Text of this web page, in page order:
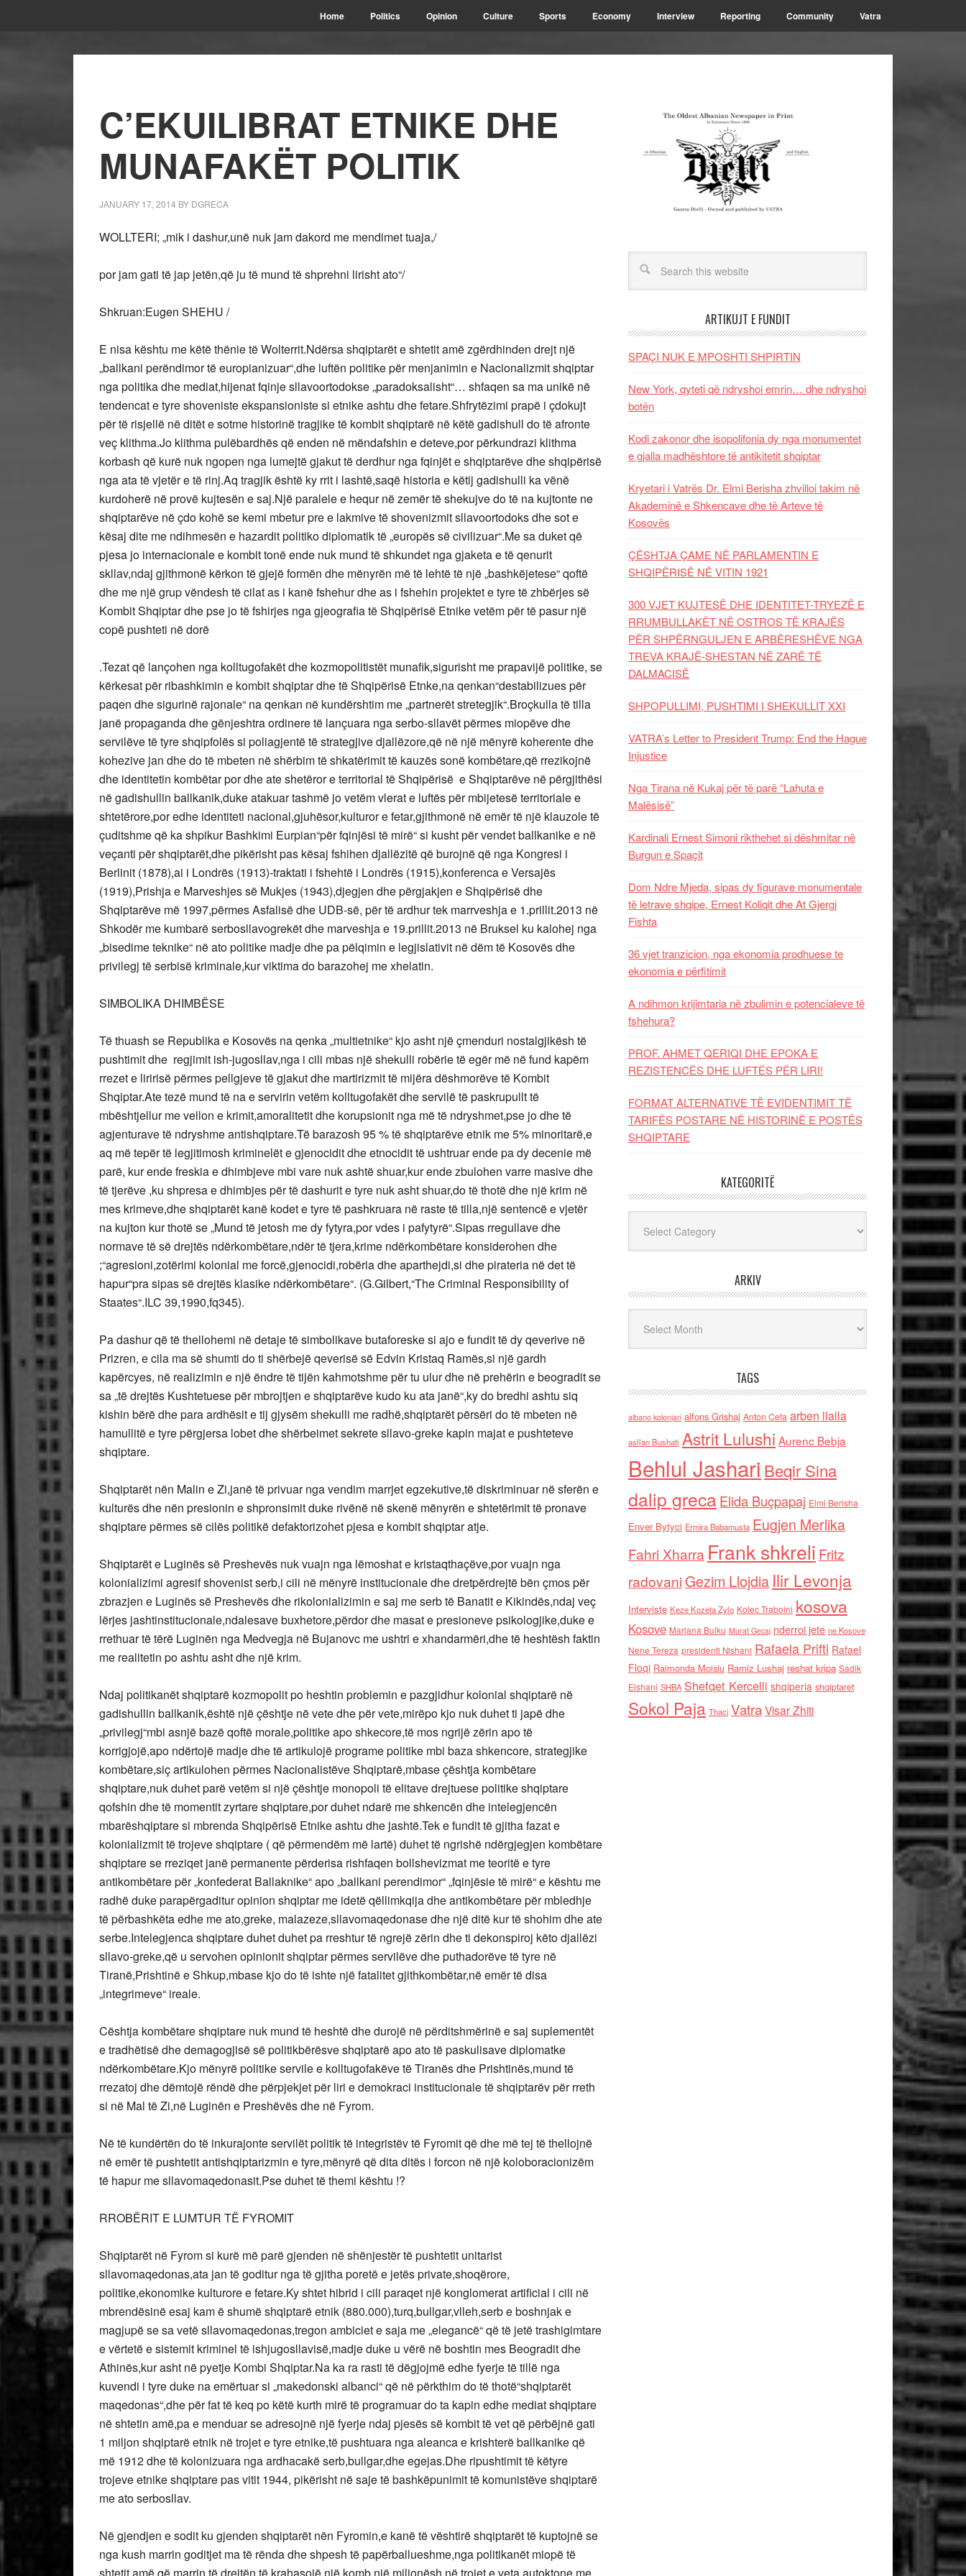
Home Politics Opinion Culture Sports Economy Interview Reporting Community Vatra
C’EKUILIBRAT ETNIKE DHE
MUNAFAKËT POLITIK
JANUARY 17, 2014 BY DGRECA
WOLLTERI; „mik i dashur,unë nuk jam dakord me mendimet tuaja,/
por jam gati të jap jetën,që ju të mund të shprehni lirisht ato“/
Shkruan:Eugen SHEHU /
E nisa kështu me këtë thënie të Wolterrit.Ndërsa shqiptarët e shtetit amë zgërdhinden drejt një
„ballkani perëndimor të europianizuar“,dhe luftën politike për menjanimin e Nacionalizmit shqiptar
nga politika dhe mediat,hijenat fqinje sllavoortodokse „paradoksalisht“… shfaqen sa ma unikë në
tendencat e tyre shoveniste ekspansioniste si etnike ashtu dhe fetare.Shfrytëzimi prapë i çdokujt
për të risjellë në ditët e sotme historinë tragjike të kombit shqiptarë në këtë gadishull do të afronte
veç klithma.Jo klithma pulëbardhës që enden në mëndafshin e deteve,por përkundrazi klithma
korbash që kurë nuk ngopen nga lumejtë gjakut të derdhur nga fqinjët e shqiptarëve dhe shqipërisë
nga ata të vjetër e të rinj.Aq tragjik është ky rrit i lashtë,saqë historia e këtij gadishulli ka vënë
kurdoherë në provë kujtesën e saj.Një paralele e hequr në zemër të shekujve do të na kujtonte ne
shqiptarëve në çdo kohë se kemi mbetur pre e lakmive të shovenizmit sllavoortodoks dhe sot e
kësaj dite me ndihmesën e hazardit politiko diplomatik të „europës së civilizuar“.Me sa duket që
pjesa jo internacionale e kombit tonë ende nuk mund të shkundet nga gjaketa e të qenurit
skllav,ndaj gjithmonë kërkon të gjejë formën dhe mënyrën më të lehtë të një „bashkëjetese“ qoftë
dhe me një grup vëndesh të cilat as i kanë fshehur dhe as i fshehin projektet e tyre të zhbërjes së
Kombit Shqiptar dhe pse jo të fshirjes nga gjeografia të Shqipërisë Etnike vetëm për të pasur një
copë pushteti në dorë
.Tezat që lançohen nga kolltugofakët dhe kozmopolitistët munafik,sigurisht me prapavijë politike, se
kërkesat për ribashkimin e kombit shqiptar dhe të Shqipërisë Etnke,na qenkan“destabilizues për
paqen dhe sigurinë rajonale“ na qenkan në kundërshtim me „partnerët stretegjik“.Broçkulla të tilla
janë propaganda dhe gënjeshtra ordinere të lançuara nga serbo-sllavët përmes miopëve dhe
servilëve të tyre shqipfolës si poliagjentë të strategjive djallëzore,që në një mënyrë koherente dhe
kohezive jan dhe do të mbeten në shërbim të shkatërimit të kauzës sonë kombëtare,që rrezikojnë
dhe identitetin kombëtar por dhe ate shetëror e territorial të Shqipërisë e Shqiptarëve në përgjithësi
në gadishullin ballkanik,duke atakuar tashmë jo vetëm vlerat e luftës për mbijetesë territoriale e
shtetërore,por edhe identiteti nacional,gjuhësor,kulturor e fetar,gjithmonë në emër të një klauzole të
çuditshme që ka shpikur Bashkimi Eurpian“për fqinjësi të mirë“ si kusht për vendet ballkanike e në
veçanti për shqiptarët,dhe pikërisht pas kësaj fshihen djallëzitë që burojnë që nga Kongresi i
Berlinit (1878),ai i Londrës (1913)-traktati i fshehtë i Londrës (1915),konferenca e Versajës
(1919),Prishja e Marveshjes së Mukjes (1943),djegjen dhe përgjakjen e Shqipërisë dhe
Shqiptarëve më 1997,përmes Asfalisë dhe UDB-së, për të ardhur tek marrveshja e 1.prillit.2013 në
Shkodër me kumbarë serbosllavogrekët dhe marveshja e 19.prillit.2013 në Bruksel ku kalohej nga
„bisedime teknike“ në ato politike madje dhe pa pëlqimin e legjislativit në dëm të Kosovës dhe
privilegj të serbisë kriminale,kur viktima do barazohej me xhelatin.
SIMBOLIKA DHIMBËSE
Të thuash se Republika e Kosovës na qenka „multietnike“ kjo asht një çmenduri nostalgjikësh të
pushtimit dhe regjimit ish-jugosllav,nga i cili mbas një shekulli robërie të egër më në fund kapëm
rrezet e liririsë përmes pellgjeve të gjakut dhe martirizmit të mijëra dëshmorëve të Kombit
Shqiptar.Ate tezë mund të na e servirin vetëm kolltugofakët dhe servilë të paskrupullt të
mbështjellur me vellon e krimit,amoralitetit dhe korupsionit nga më të ndryshmet,pse jo dhe të
agjenturave të ndryshme antishqiptare.Të barazosh 95 % të shqiptarëve etnik me 5% minoritarë,e
aq më tepër të legjitimosh kriminelët e gjenocidit dhe etnocidit të ushtruar ende pa dy decenie më
parë, kur ende freskia e dhimbjeve mbi vare nuk ashtë shuar,kur ende zbulohen varre masive dhe
të tjerëve ,ku shpresa e dhimbjes për të dashurit e tyre nuk asht shuar,do të thotë dhe një krim në
mes krimeve,dhe shqiptarët kanë kodet e tyre të pashkruara në raste të tilla,një sentencë e vjetër
na kujton kur thotë se „Mund të jetosh me dy fytyra,por vdes i pafytyrë“.Sipas rregullave dhe
normave të së drejtës ndërkombëtare,ndër të tjera,krime ndërkombëtare konsiderohen dhe
;“agresioni,zotërimi kolonial me forcë,gjenocidi,robëria dhe aparthejdi,si dhe pirateria në det të
hapur“pra sipas së drejtës klasike ndërkombëtare“. (G.Gilbert,“The Criminal Responsibility of
Staates“.ILC 39,1990,fq345).
Pa dashur që të thellohemi në detaje të simbolikave butaforeske si ajo e fundit të dy qeverive në
Prizren, e cila ma së shumti do ti shërbejë qeverisë së Edvin Kristaq Ramës,si një gardh
kapërcyes, në realizimin e një ëndre të tijën kahmotshme për tu ulur dhe në prehërin e beogradit se
sa „të drejtës Kushtetuese për mbrojtjen e shqiptarëve kudo ku ata janë“,ky do bredhi ashtu siq
kishin bërë dhe para ardhësit e tij gjysëm shekulli me radhë,shqiptarët përsëri do të mbeten në
hamullitë e tyre përgjersa lobet dhe shërbeimet sekrete sllavo-greke kapin majat e pushteteve
shqiptare.
Shqiptarët nën Malin e Zi,janë të privuar nga vendim marrjet egzekutive,të diskriminuar në sferën e
kulturës dhe nën presionin e shpronsimit duke rivënë në skenë mënyrën e shtetërimit të pronave
shqiptare përmes së cilës politikë defaktorizohet pjesa e kombit shqiptar atje.
Shqiptarët e Luginës së Preshevës nuk vuajn nga lëmoshat e kristaqthaçëve,por vuajn nga
kolonializimi agresif shovenist serb,i cili në mënyrë institucionale dhe dretpërdrejtë bën çmos për
zbrazjen e Luginës së Preshevës dhe rikolonializimin e saj me serb të Banatit e Kikindës,ndaj veç
lërjes jashtinstitucionale,ndalesave buxhetore,përdor dhe masat e presioneve psikologjike,duke e
rrethuar të tërë Luginën nga Medvegja në Bujanovc me ushtri e xhandarmëri,dhe të heshtësh faktin
me realitetin po ashtu asht dhe një krim.
Ndaj politikanët shqiptarë kozmopolit po heshtin problemin e pazgjidhur kolonial shqiptarë në
gadishullin ballkanik,është një çështje në vete dhe për vete,mirëpo kjo nuk duhet ti japë dhe
„privilegj“mbi asnjë bazë qoftë morale,politike apo shkecore,të mos ngrijë zërin apo të
korrigjojë,apo ndërtojë madje dhe të artikulojë programe politike mbi baza shkencore, strategjike
kombëtare,siç artikulohen përmes Nacionalistëve Shqiptarë,mbase çështja kombëtare
shqiptare,nuk duhet parë vetëm si një çështje monopoli të elitave drejtuese politike shqiptare
qofshin dhe të momentit zyrtare shqiptare,por duhet ndarë me shkencën dhe intelegjencën
mbarëshqiptare si mbrenda Shqipërisë Etnike ashtu dhe jashtë.Tek e fundit të gjitha fazat e
kolonializmit të trojeve shqiptare ( që përmendëm më lartë) duhet të ngrishë ndërgjegjen kombëtare
shqiptare se rreziqet janë permanente përderisa rishfaqen bollshevizmat me teoritë e tyre
antikombëtare për „konfederat Ballaknike“ apo „ballkani perendimor“ „fqinjësie të mirë“ e kështu me
radhë duke parapërgaditur opinion shqiptar me idetë qëllimkqija dhe antikombëtare për mbledhje
të përbashkëta edhe me ato,greke, malazeze,sllavomaqedonase dhe një ditë kur të shohim dhe ate
serbe.Intelegjenca shqiptare duhet duhet pa rreshtur të ngrejë zërin dhe ti dekonspiroj këto djallëzi
sllavo-greke,që u servohen opinionit shqiptar përmes servilëve dhe puthadorëve të tyre në
Tiranë,Prishtinë e Shkup,mbase kjo do të ishte një fatalitet gjithkombëtar,në emër të disa
„integrimeve“ ireale.
Cështja kombëtare shqiptare nuk mund të heshtë dhe durojë në përditshmërinë e saj suplementët
e tradhëtisë dhe demagogjisë së politikbërësve shqiptarë apo ato të paskulisave diplomatke
ndërkombëtare.Kjo mënyrë politike servile e kolltugofakëve të Tiranës dhe Prishtinës,mund të
rrezatoj dhe dëmtojë rëndë dhe përpjekjet për liri e demokraci institucionale të shqiptarëv për rreth
si në Mal të Zi,në Luginën e Preshëvës dhe në Fyrom.
Në të kundërtën do të inkurajonte servilët politik të integristëv të Fyromit që dhe më tej të thellojnë
në emër të pushtetit antishqiptarizmin e tyre,mënyrë që dita ditës i forcon në një koloboracionizëm
të hapur me sllavomaqedonasit.Pse duhet të themi kështu !?
RROBËRIT E LUMTUR TË FYROMIT
Shqiptarët në Fyrom si kurë më parë gjenden në shënjestër të pushtetit unitarist
sllavomaqedonas,ata jan të goditur nga të gjitha poretë e jetës private,shoqërore,
politike,ekonomike kulturore e fetare.Ky shtet hibrid i cili paraqet një konglomerat artificial i cili në
mbrendësinë esaj kam ë shumë shqiptarë etnik (880.000),turq,bullgar,vlleh,serb e boshnjak e
magjupë se sa vetë sllavomaqedonas,tregon ambiciet e saja me „elegancë“ që të jetë trashigimtare
e vërtetë e sistemit kriminel të ishjugosllavisë,madje duke u vërë në boshtin mes Beogradit dhe
Athinës,kur asht në pyetje Kombi Shqiptar.Na ka ra rasti të dëgjojmë edhe fyerje të tillë nga
kuvendi i tyre duke na emërtuar si „makedonski albanci“ që në përkthim do të thotë“shqiptarët
maqedonas“,dhe për fat të keq po këtë kurth mirë të programuar do ta kapin edhe mediat shqiptare
në shtetin amë,pa e menduar se adresojnë një fyerje ndaj pjesës së kombit të vet që përbëjnë gati
1 miljon shqiptarë etnik në trojet e tyre etnike,të pushtuara nga aleanca e krishterë ballkanike që
më 1912 dhe të kolonizuara nga ardhacakë serb,bullgar,dhe egejas.Dhe ripushtimit të këtyre
trojeve etnike shqiptare pas vitit 1944, pikërisht në saje të bashkëpunimit të komunistëve shqiptarë
me ato serbosllav.
Në gjendjen e sodit ku gjenden shqiptarët nën Fyromin,e kanë të vështirë shqiptarët të kuptojnë se
nga kush marrin goditjet ma të rënda dhe shpesh të papërballueshme,nga politikanët miopë të
ARTIKUJT E FUNDIT
SPAÇI NUK E MPOSHTI SHPIRTIN
New York, qyteti që ndryshoi emrin… dhe ndryshoi
botën
Kodi zakonor dhe isopolifonia dy nga monumentet
e gjalla madhështore të antikitetit shqiptar
Kryetari i Vatrës Dr. Elmi Berisha zhvilloi takim në
Akademinë e Shkencave dhe të Arteve të
Kosovës
ÇËSHTJA ÇAME NË PARLAMENTIN E
SHQIPËRISË NË VITIN 1921
300 VJET KUJTESË DHE IDENTITET-TRYEZË E
RRUMBULLAKËT NË OSTROS TË KRAJËS
PËR SHPËRNGULJEN E ARBËRESHËVE NGA
TREVA KRAJË-SHESTAN NË ZARË TË
DALMACISË
SHPOPULLIMI, PUSHTIMI I SHEKULLIT XXI
VATRA’s Letter to President Trump: End the Hague
Injustice
Nga Tirana në Kukaj për të parë “Lahuta e
Malësisë”
Kardinali Ernest Simoni rikthehet si dëshmitar në
Burgun e Spaçit
Dom Ndre Mjeda, sipas dy figurave monumentale
të letrave shqipe, Ernest Koliqit dhe At Gjergj
Fishta
36 vjet tranzicion, nga ekonomia prodhuese te
ekonomia e përfitimit
A ndihmon krijimtaria në zbulimin e potencialeve të
fshehura?
PROF. AHMET QERIQI DHE EPOKA E
REZISTENCЁS DHE LUFTЁS PЁR LIRI!
FORMAT ALTERNATIVE TË EVIDENTIMIT TË
TARIFËS POSTARE NË HISTORINË E POSTËS
SHQIPTARE
KATEGORITË
ARKIV
TAGS
albano kolonjari alfons Grishaj Anton Cefa arben llalla
asllan Bushati Astrit Lulushi Aurenc Bebja
Behlul Jashari Beqir Sina
dalip grecaElida Buçpapaj Elmi Berisha
Enver Bytyci Ermira Babamusta Eugjen Merlika
Fahri Xharra Frank shkreli Fritz
radovaniGezim Llojdia Ilir Levonja
Interviste Keze Kozeta Zylo Kolec Traboini kosova
Kosove Marjana Bulku Murat Gecaj nderroi jete ne Kosove
Nene Tereza presidenti Nishani Rafaela Prifti Rafael
Floqi Raimonda Moisiu Ramiz Lushaj reshat kripa Sadik
Elshani SHBA Shefqet Kercelli shqiperia shqiptaret
Sokol Paja Thaci VatraVisar Zhiti